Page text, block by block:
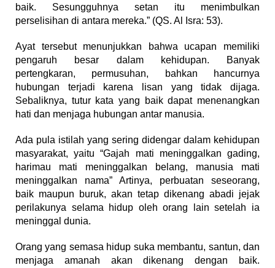
baik. Sesungguhnya setan itu menimbulkan
perselisihan di antara mereka.” (QS. Al Isra: 53).
Ayat tersebut menunjukkan bahwa ucapan memiliki
pengaruh besar dalam kehidupan. Banyak
pertengkaran, permusuhan, bahkan hancurnya
hubungan terjadi karena lisan yang tidak dijaga.
Sebaliknya, tutur kata yang baik dapat menenangkan
hati dan menjaga hubungan antar manusia.
Ada pula istilah yang sering didengar dalam kehidupan
masyarakat, yaitu “Gajah mati meninggalkan gading,
harimau mati meninggalkan belang, manusia mati
meninggalkan nama” Artinya, perbuatan seseorang,
baik maupun buruk, akan tetap dikenang abadi jejak
perilakunya selama hidup oleh orang lain setelah ia
meninggal dunia.
Orang yang semasa hidup suka membantu, santun, dan
menjaga amanah akan dikenang dengan baik.